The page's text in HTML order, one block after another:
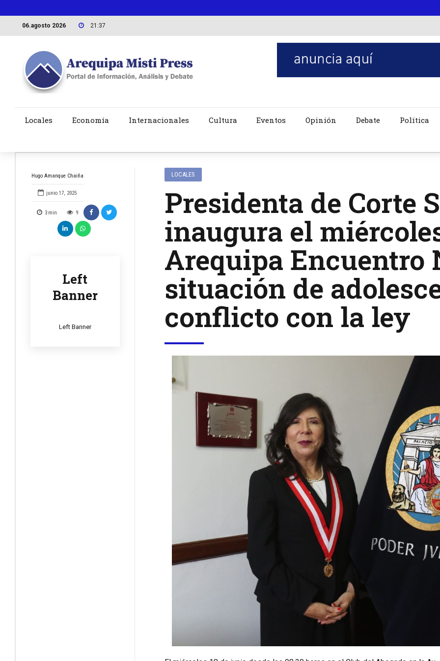
06.agosto 2026 21:37
Locales Economía Internacionales Cultura Eventos Opinión Debate Política
Hugo Amanque Chaiña
junio 17, 2025
3 min 9
Left
Banner
Left Banner
LOCALES
Presidenta de Corte
inaugura el
Arequipa Encuentro
situación de
conflicto con la ley